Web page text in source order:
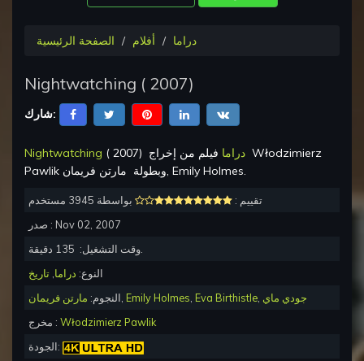
الصفحة الرئيسية أفلام دراما
Nightwatching ( 2007)
شارك:
Nightwatching ( 2007) دراما Włodzimierz
Pawlik
وبطولةمارتن فريمان, Emily Holmes.
تقييم :
بواسطة 3945 مستخدم
صدر : Nov 02, 2007
وقت التشغيل: 135
النوع: دراما تاريخ
النجوم: مارتن فريمان Emily Holmes Eva Birthistle جودي ماي
مخرج : Włodzimierz Pawlik
الجودة: